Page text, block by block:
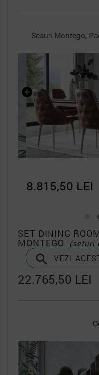
Scaun Montego,
8.815,50 LEI
SET DINING
MONTEGO
 VEZI
22.765,50 LEI